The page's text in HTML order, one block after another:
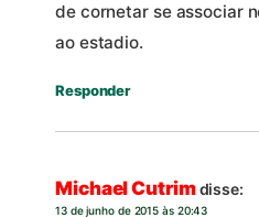
de cornetar se associar
ao estadio.
Responder
Michael Cutrimdisse:
13 de junho de 2015 às 20:43